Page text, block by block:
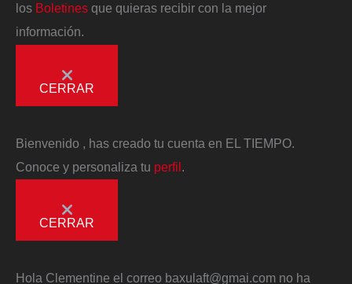
los Boletines que quieras recibir con la mejor
información.
CERRAR
Bienvenido
, has creado tu cuenta en EL TIEMPO.
Conoce y personaliza tu perfil
CERRAR
Hola Clementine el correo baxulaft@gmai.com no ha